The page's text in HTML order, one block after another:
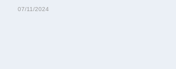
07/11/2024